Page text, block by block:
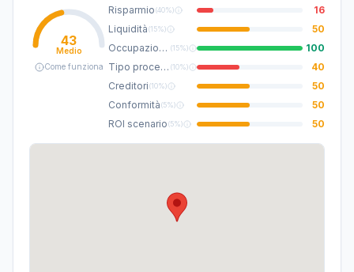
43
Medio
Come funziona
Risparmio(40%)
16
Liquidità(15%)
50
Occupazione (15%)
100
Tipo procedura (10%)
40
Creditori(10%)
50
Conformità(5%)
50
ROI scenario(5%) 50